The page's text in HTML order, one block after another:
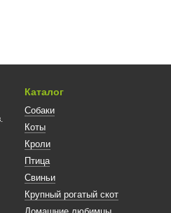
Каталог
Собаки
Коты
Кроли
Птица
Свиньи
Крупный рогатый скот